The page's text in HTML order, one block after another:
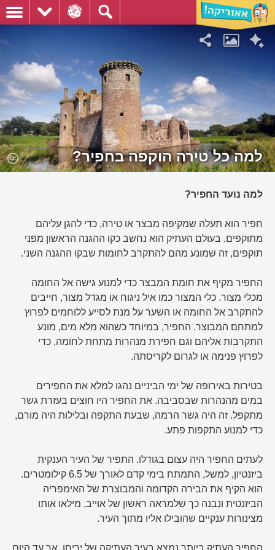
למה כל טירה הוקפה בחפיר?
למה נועד החפיר?
חפיר הוא תעלה שמקיפה מבצר או טירה, כדי להגן עליהם
מתוקפים. בעולם העתיק הוא נחשב כקו ההגנה הראשון מפני
תוקפים, זה שמונע מהם להתקרב לחומות שבקו ההגנה השני.
החפיר מקיף את חומת המבצר כדי למנוע גישה אל החומה
מכלי מצור. כלי המצור כמו איל ניגוח או מגדל מצור, חייבים
להתקרב אל החומה או השער על מנת לסייע ללוחמים לפרוץ
למתחם המבוצר. החפיר, במיוחד כשהוא מלא מים, מונע
התקרבות אליהם וגם חפירת מנהרות מתחת לחומה, כדי
לפרוץ פנימה או לגרום לקריסתה.
בטירות באירופה של ימי הביניים נהגו למלא את החפירים
במים מהנהרות שבסביבה. את החפיר היו חוצים בעזרת גשר
מתקפל. זה היה גשר הרמה, שבעת התקפה ובלילות היה מורם,
כדי למנוע התקפות פתע.
לעתים החפיר היה עצום בגודלו. התפיר של העיר הענקית
ביזנטיון, למשל, התמתח בימי קדם לאורך של 6.5 קילומטרים.
הוא הקיף את הבירה הקדומה והמבוצרת של האימפריה
הביזנטית ונבנה כך שלמראה ראשון של אוייב, מילאו אותו
מצינורות ענקיים שהובילו אליו מתוך העיר.
החפיר העתיק ביותר נמצא בעיר העתיקה של יריחו. אך עד היום